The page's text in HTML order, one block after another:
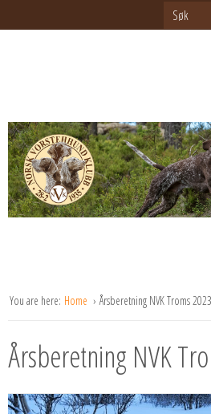
You are here: Home Årsberetning NVK Troms 2023
Årsberetning NVK